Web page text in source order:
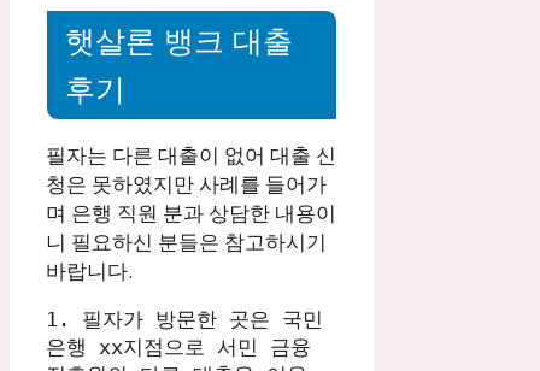
햇살론 뱅크 대출
후기
필자는 다른 대출이 없어 대출 신
청은 못하였지만 사례를 들어가
며 은행 직원 분과 상담한 내용이
니 필요하신 분들은 참고하시기
바랍니다.
1. 필자가 방문한 곳은 국민
은행 xx지점으로 서민 금융